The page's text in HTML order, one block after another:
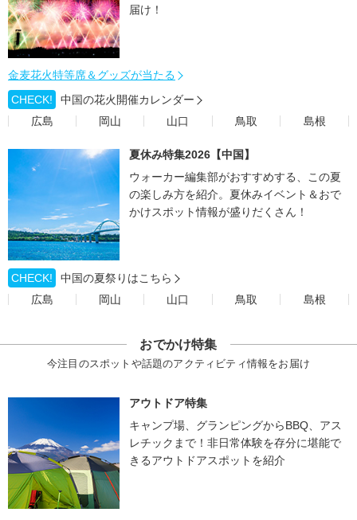
届け！
金麦花火特等席＆グッズが当たる
CHECK!
中国の花火開催カレンダー
広島
岡山 山口 鳥取 島根
夏休み特集2026【中国】
ウォーカー編集部がおすすめする、この夏
の楽しみ方を紹介。夏休みイベント＆おで
かけスポット情報が盛りだくさん！
CHECK!
中国の夏祭りはこちら
広島
岡山 山口 鳥取 島根
おでかけ特集
今注目のスポットや話題のアクティビティ情報をお届け
アウトドア特集
キャンプ場、グランピングからBBQ、アス
レチックまで！非日常体験を存分に堪能で
きるアウトドアスポットを紹介